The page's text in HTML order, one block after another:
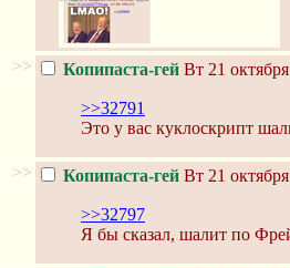
>> Копипаста-гей Вт 21
>>32791
Это у вас куклоскрипт
>> Копипаста-гей Вт 21
>>32797
Я бы сказал, шалит по